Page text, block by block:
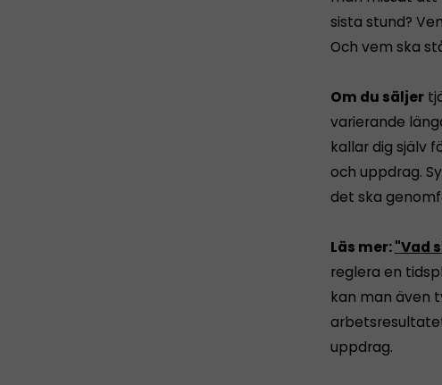
sista stund?
Och vem ska
Om du säljer
varierande
kallar dig själv
och uppdrag.
det ska
Läs mer:"Vad
reglera en
kan man även
uppdrag.